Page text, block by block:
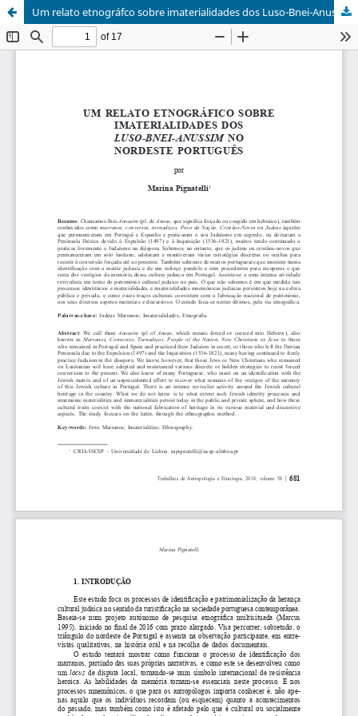
Um relato etnográfco sobre imaterialidades dos Luso-Bnei-Anussim no Nordeste português